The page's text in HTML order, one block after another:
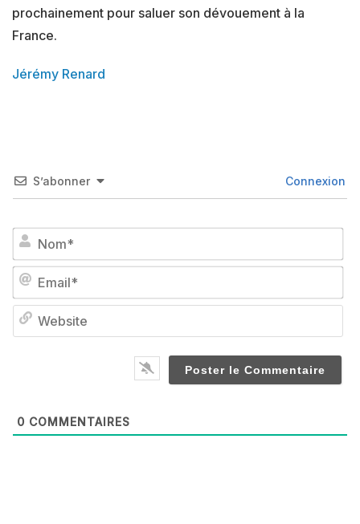
prochainement pour saluer son dévouement à la
France.
Jérémy Renard
S’abonner Connexion
0 COMMENTAIRES